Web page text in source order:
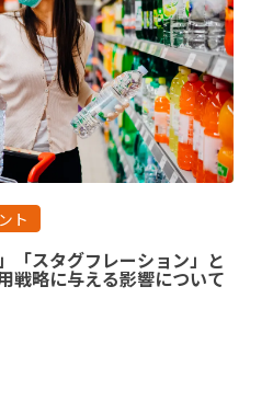
ト
「スタグフレーション」と
戦略に与える影響について